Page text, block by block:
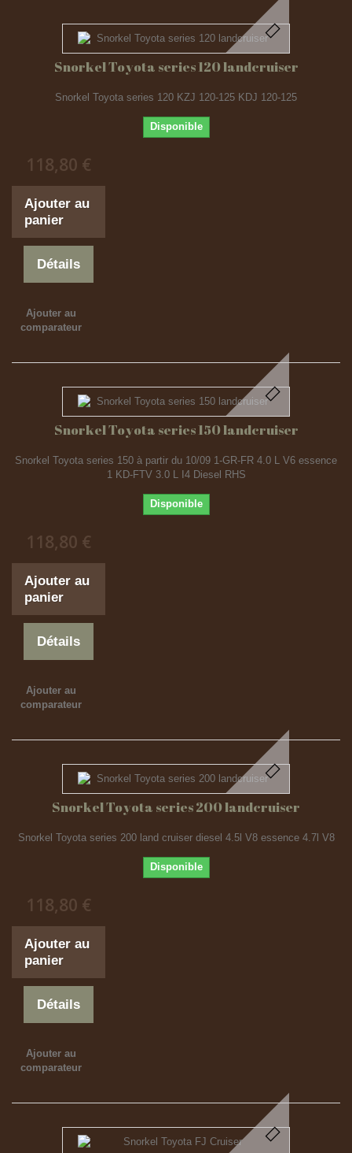
Snorkel Toyota series 120 landcruiser
Snorkel Toyota series 120 KZJ 120-125 KDJ 120-125
Disponible
118,80 €
Ajouter au
panier
Détails
Ajouter au
comparateur
Snorkel Toyota series 150 landcruiser
Snorkel Toyota series 150 à partir du 10/09 1-GR-FR 4.0 L V6 essence
1 KD-FTV 3.0 L I4 Diesel RHS
Disponible
118,80 €
Ajouter au
panier
Détails
Ajouter au
comparateur
Snorkel Toyota series 200 landcruiser
Snorkel Toyota series 200 land cruiser diesel 4.5l V8 essence 4.7l V8
Disponible
118,80 €
Ajouter au
panier
Détails
Ajouter au
comparateur